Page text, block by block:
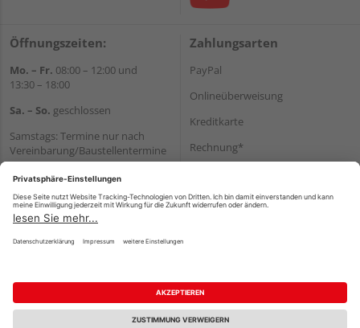
Öffnungszeiten:
Mo. – Fr. 08:00 – 12:00 und
13:30 – 18:00
Sa. – So. geschlossen
Samstags: Termine nur nach
Vereinbarung/Baustellentermine
Wir helfen Ihnen gerne
weiter
Tel.:+49 6062 956180
E-Mail:shop@holzland-seibert.de
Zahlungsarten
PayPal
Onlineüberweisung
Kreditkarte
Rechnung*
Versand
Impressum AGB Widerruf
Datenschutz
Reservierungsbedingungen
Vertrag widerrufen